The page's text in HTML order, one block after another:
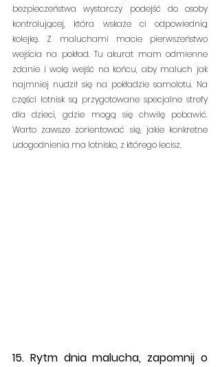
bezpieczeństwa wystarczy podejść do osoby
kontrolującej, która wskaże ci odpowiednią
kolejkę. Z maluchami macie pierwszeństwo
wejścia na pokład. Tu akurat mam odmienne
zdanie i wolę wejść na końcu, aby maluch jak
najmniej nudził się na pokładzie samolotu. Na
części lotnisk są przygotowane specjalne strefy
dla dzieci, gdzie mogą się chwilę pobawić.
Warto zawsze zorientować się, jakie konkretne
udogodnienia ma lotnisko, z którego lecisz.
15. Rytm dnia malucha, zapomnij o